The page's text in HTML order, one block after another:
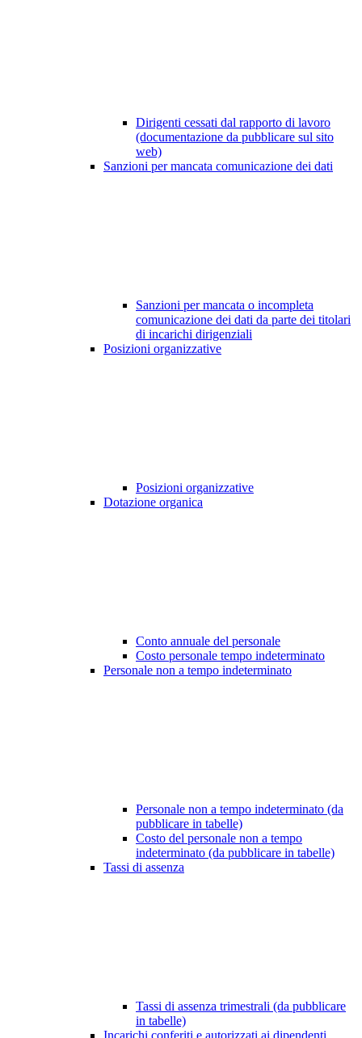
Dirigenti cessati dal rapporto di lavoro
(documentazione da pubblicare sul sito
web)
Sanzioni per mancata comunicazione dei dati
Sanzioni per mancata o incompleta
comunicazione dei dati da parte dei titolari
di incarichi dirigenziali
Posizioni organizzative
Posizioni organizzative
Dotazione organica
Conto annuale del personale
Costo personale tempo indeterminato
Personale non a tempo indeterminato
Personale non a tempo indeterminato (da
pubblicare in tabelle)
Costo del personale non a tempo
indeterminato (da pubblicare in tabelle)
Tassi di assenza
Tassi di assenza trimestrali (da pubblicare
in tabelle)